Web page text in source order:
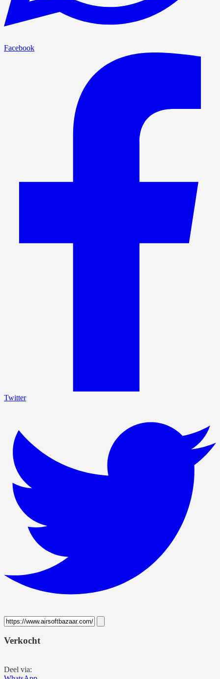
Facebook
Twitter
Verkocht
Deel via: